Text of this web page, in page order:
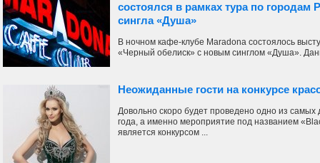
состоялся в рамках тура по городам
сингла «Душа»
В ночном кафе-клубе Maradona состоялось
«Черный обелиск» с новым синглом «Душа».
Неожиданные гости на конкурсе
Довольно скоро будет проведено одно из
года, а именно мероприятие под названием
является конкурсом ...